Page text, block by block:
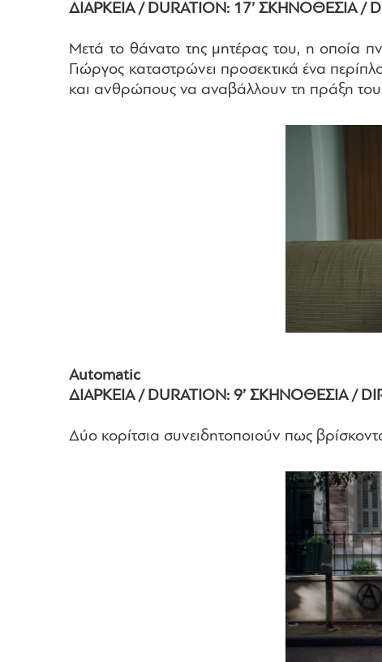
ΔΙΑΡΚΕΙΑ / DURATION: 17’ ΣΚΗΝΟΘΕΣΙΑ /
Μετά το θάνατο της μητέρας του, η οποία
Γιώργος καταστρώνει προσεκτικά ένα
και ανθρώπους να αναβάλλουν τη πράξη του
Automatic
ΔΙΑΡΚΕΙΑ / DURATION: 9’ ΣΚΗΝΟΘΕΣΙΑ /
Δύο κορίτσια συνειδητοποιούν πως